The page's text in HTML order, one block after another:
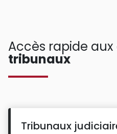
Accès rapide
tribunaux
Tribunaux